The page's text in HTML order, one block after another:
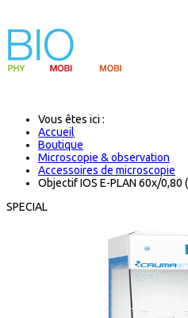
Vous êtes ici :
Accueil
Boutique
Microscopie & observation
Accessoires de microscopie
Objectif IOS E-PLAN 60x/0,80
SPECIAL